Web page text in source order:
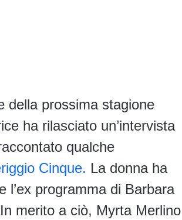
della prossima stagione
ha rilasciato un’intervista
qualche
Cinque. La donna ha
l’ex programma di Barbara
merito a ciò, Myrta Merlino